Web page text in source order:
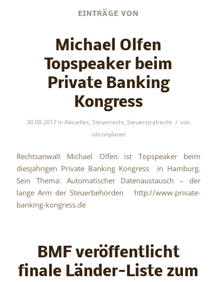
EINTRÄGE VON
Michael Olfen
Topspeaker beim
Private Banking
Kongress
30.08.2017 inAktuelles,Steuerrecht,Steuerstrafrecht / von
siliconplanet
Rechtsanwalt Michael Olfen ist Topspeaker beim
diesjährigen Private Banking Kongress in Hamburg.
Sein Thema: Automatischer Datenaustausch – der
lange Arm der Steuerbehörden http://www.private-
banking-kongress.de
BMF veröffentlicht
finale Länder-Liste zum